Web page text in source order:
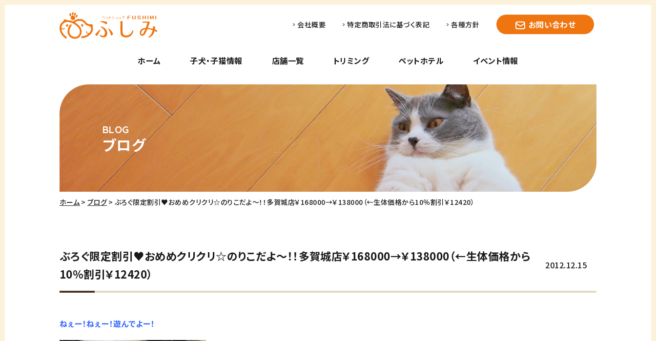
ホーム 子犬・子猫情報 店舗一覧 トリミング ペットホテル イベント情報
会社概要 特定商取引法に基づく表記 各種方針 お問い合わせ
ブログ
ホーム ブログ ぶろぐ限定割引♥おめめクリクリ☆のりこだよ～！！多賀城店￥168000→￥138000（←生体価格から10％割引￥12420）
2012.12.15
ぶろぐ限定割引♥おめめクリクリ☆のりこだよ～！！多賀城店￥168000→￥138000（←生体価格から
10％割引￥12420）
ねぇー！ねぇー！遊んでよー！